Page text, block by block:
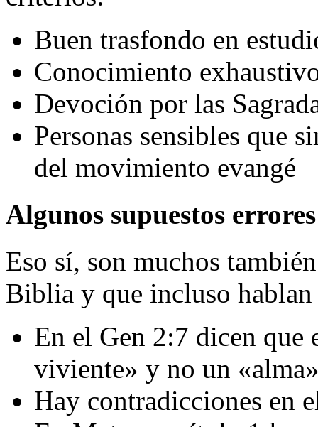
Buen trasfondo en
Conocimiento
Devoción por las
Personas sensibles que
del movimiento evangé
Algunos supuestos
Eso sí, son muchos
Biblia y que incluso
En el Gen 2:7 dicen que
viviente» y no un
Hay contradicciones en